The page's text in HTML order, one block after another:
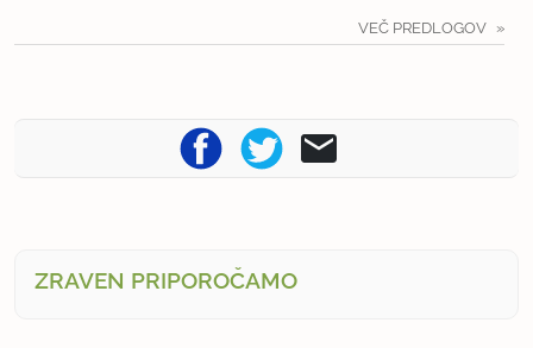
VEČ PREDLOGOV
ZRAVEN PRIPOROČAMO